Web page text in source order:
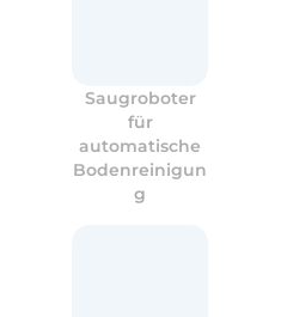
Saugroboter
für
automatische
Bodenreinigun
g